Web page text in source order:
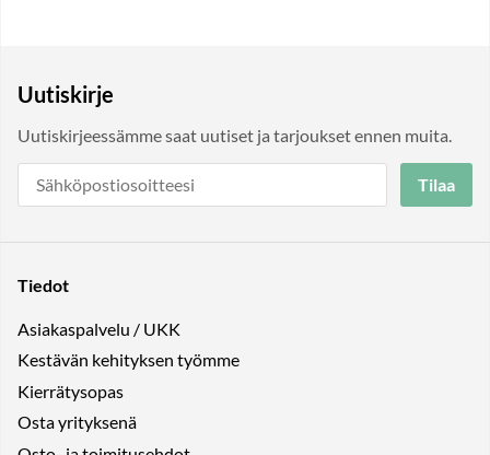
Uutiskirje
Uutiskirjeessämme saat uutiset ja tarjoukset ennen muita.
Tilaa
Tiedot
Asiakaspalvelu / UKK
Kestävän kehityksen työmme
Kierrätysopas
Osta yrityksenä